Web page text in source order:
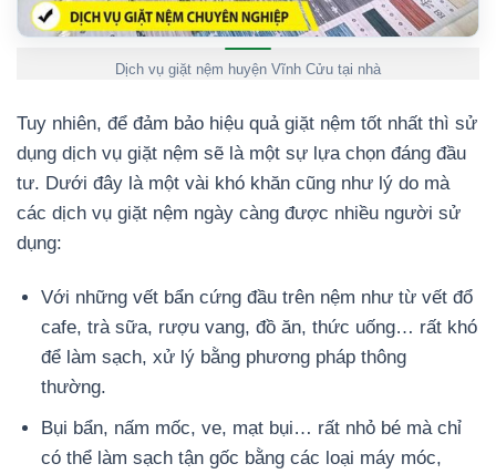
Dịch vụ giặt nệm huyện Vĩnh Cửu tại nhà
Tuy nhiên, để đảm bảo hiệu quả giặt nệm tốt nhất thì sử
dụng dịch vụ giặt nệm sẽ là một sự lựa chọn đáng đầu
tư. Dưới đây là một vài khó khăn cũng như lý do mà
các dịch vụ giặt nệm ngày càng được nhiều người sử
dụng:
Với những vết bẩn cứng đầu trên nệm như từ vết đổ
cafe, trà sữa, rượu vang, đồ ăn, thức uống… rất khó
để làm sạch, xử lý bằng phương pháp thông
thường.
Bụi bẩn, nấm mốc, ve, mạt bụi… rất nhỏ bé mà chỉ
có thể làm sạch tận gốc bằng các loại máy móc,